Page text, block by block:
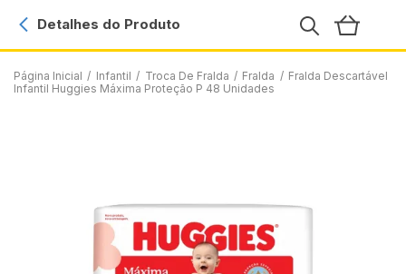
Página Inicial / Infantil / Troca De Fralda / Fralda / Fralda Descartável
Infantil Huggies Máxima Proteção P 48 Unidades
Detalhes do Produto